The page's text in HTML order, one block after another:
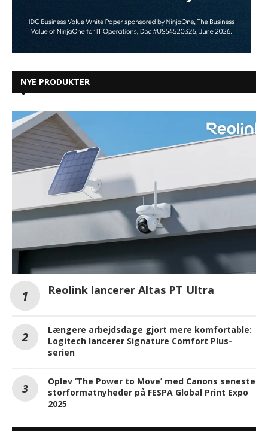
NYE PRODUKTER
Reolink lancerer Altas PT Ultra
Længere arbejdsdage gjort mere komfortable:
Logitech lancerer Signature Comfort Plus-
serien
Oplev ‘The Power to Move’ med Canons seneste
storformatnyheder på FESPA Global Print Expo
2025